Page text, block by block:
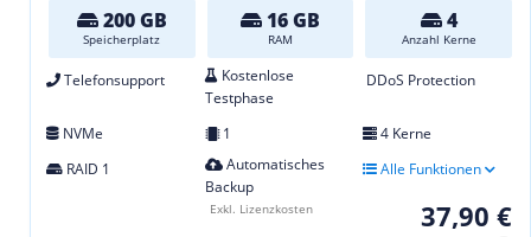
200 GB
Speicherplatz
16 GB
RAM
4
Anzahl Kerne
Telefonsupport
Kostenlose
Testphase
DDoS Protection
NVMe 1
4 Kerne
RAID 1
Automatisches
Backup
Alle Funktionen
37,90 €
Exkl. Lizenzkosten